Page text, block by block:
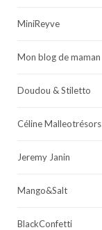
MiniReyve
Mon blog de maman
Doudou & Stiletto
Céline Malleotrésors
Jeremy Janin
Mango&Salt
BlackConfetti